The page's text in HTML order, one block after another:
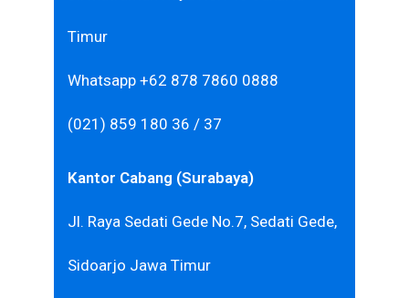
Timur
Whatsapp +62 878 7860 0888
(021) 859 180 36 / 37
Kantor Cabang (Surabaya)
Jl. Raya Sedati Gede No.7, Sedati Gede,
Sidoarjo Jawa Timur